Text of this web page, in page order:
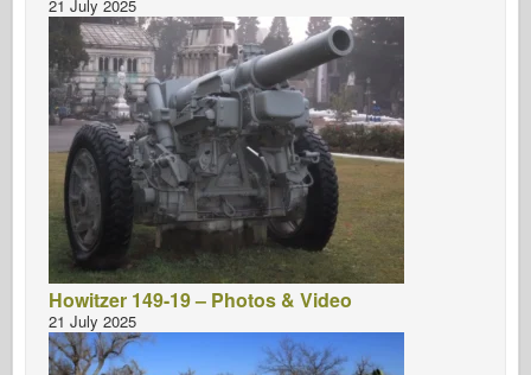
21 July 2025
Howitzer 149-19 – Photos & Video
21 July 2025